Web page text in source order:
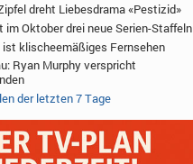
dreht Liebesdrama «Pestizid»
im Oktober drei neue Serien-Staffeln
ist klischeemäßiges Fernsehen
Ryan Murphy verspricht
der letzten 7 Tage